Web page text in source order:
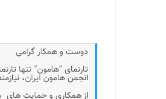
دوست و همکار گرامی
تارنمای “هامون” تنها
انجمن هامون ایران،
از همکاری و حمایت های